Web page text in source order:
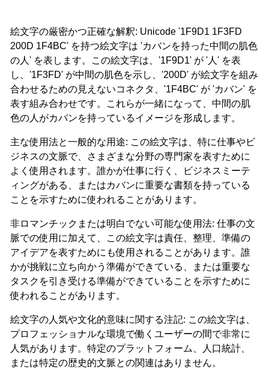
絵文字の厳密かつ正確な解釈: Unicode '1F9D1 1F3FD
200D 1F4BC' を持つ絵文字は 'カバンを持った中間の肌色
の人' を表します。この絵文字は、'1F9D1' が '人' を表
し、'1F3FD' が中間の肌色を示し、'200D' が絵文字を組み
合わせるための見えないコネクタ、'1F4BC' が 'カバン' を
表す組み合わせです。これらが一緒になって、中間の肌
色の人がカバンを持っているイメージを形成します。
主な使用法と一般的な用途: この絵文字は、特に仕事やビ
ジネスの文脈で、さまざまな分野の専門家を表すために
よく使用されます。誰かが仕事に行く、ビジネスミーテ
ィングがある、またはカバンに重要な書類を持っている
ことを示すために使われることがあります。
非ロマンチックまたは明白でない可能な使用法: 仕事の文
脈での使用に加えて、この絵文字は責任、整理、準備の
アイデアを表すためにも使用されることがあります。誰
かが挑戦に立ち向かう準備ができている、または重要な
タスクを引き受ける準備ができていることを示すために
使われることがあります。
絵文字の人気や文化的意味に関する注記: この絵文字は、
プロフェッショナルな環境で働くユーザーの間で非常に
人気があります。特定のプラットフォーム、人口統計、
または特定の歴史的文脈との関連はありません。